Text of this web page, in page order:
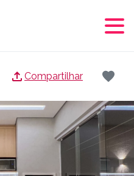
Compartilhar